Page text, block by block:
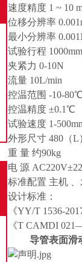
速度精度 1 ~ 10
位移分辨率
最小分辨率
试验行程 1000mm
夹紧力 0-10N
流量 10L/min
控温范围 -10-
控温精度 ±0.1℃
试验速度 1-
外形尺寸 480（L
重 量 约90kg
电 源
标准配置 主机
设计标准：
《YY/T 1536-
《T CAMDI
导管表